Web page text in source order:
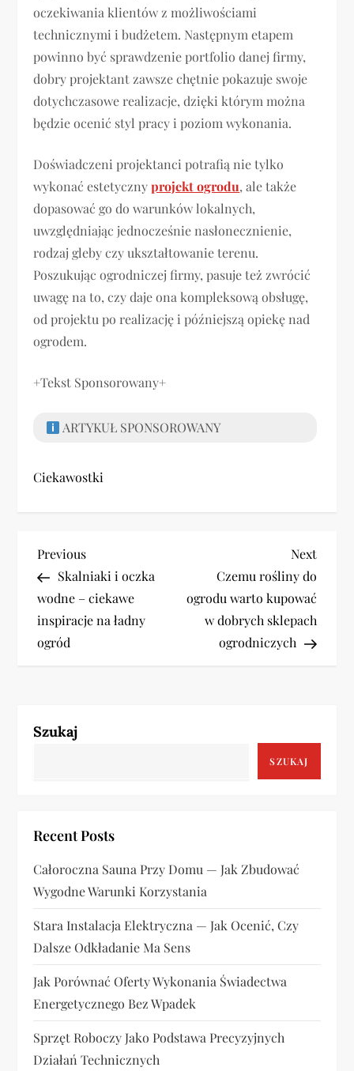
oczekiwania klientów z możliwościami
technicznymi i budżetem. Następnym etapem
powinno być sprawdzenie portfolio danej firmy,
dobry projektant zawsze chętnie pokazuje swoje
dotychczasowe realizacje, dzięki którym można
będzie ocenić styl pracy i poziom wykonania.
Doświadczeni projektanci potrafią nie tylko
wykonać estetycznyprojekt ogrodu, ale także
dopasować go do warunków lokalnych,
uwzględniając jednocześnie nasłonecznienie,
rodzaj gleby czy ukształtowanie terenu.
Poszukując ogrodniczej firmy, pasuje też zwrócić
uwagę na to, czy daje ona kompleksową obsługę,
od projektu po realizację i późniejszą opiekę nad
ogrodem.
+Tekst Sponsorowany+
ARTYKUŁ SPONSOROWANY
Ciekawostki
N
a
w
a
a
w
p
i
s
u
Previous
Post
Previous
Skalniaki i oczka
wodne – ciekawe
inspiracje na ładny
ogród
Next
Post
Next
Czemu rośliny do
ogrodu warto kupować
w dobrych sklepach
ogrodniczych
Szukaj
SZUKAJ
Recent Posts
Całoroczna Sauna Przy Domu — Jak Zbudować
Wygodne Warunki Korzystania
Stara Instalacja Elektryczna — Jak Ocenić, Czy
Dalsze Odkładanie Ma Sens
Jak Porównać Oferty Wykonania Świadectwa
Energetycznego Bez Wpadek
Sprzęt Roboczy Jako Podstawa Precyzyjnych
Działań Technicznych